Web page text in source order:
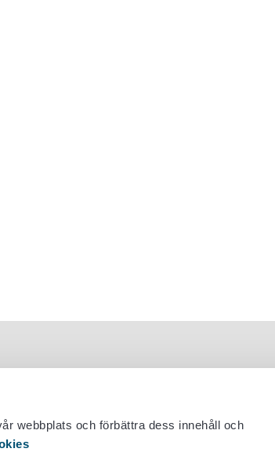
webbplats och förbättra dess innehåll och